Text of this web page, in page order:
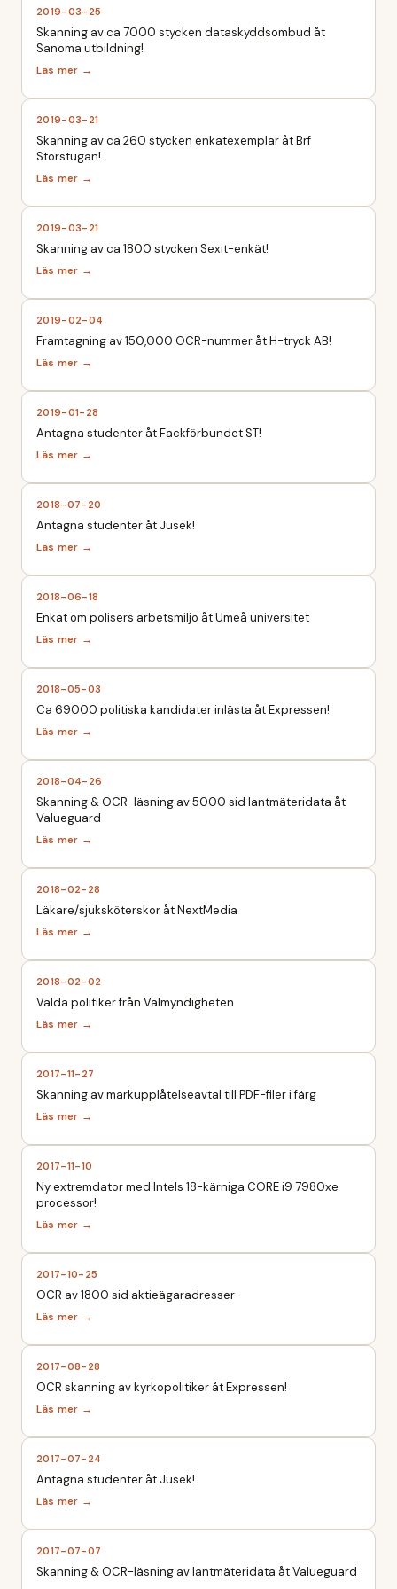
2019-03-25
Skanning av ca 7000 stycken dataskyddsombud åt
Sanoma utbildning!
2019-03-21
Skanning av ca 260 stycken enkätexemplar åt Brf
Storstugan!
2019-03-21
Skanning av ca 1800 stycken Sexit-enkät!
2019-02-04
Framtagning av 150,000 OCR-nummer åt H-tryck AB!
2019-01-28
Antagna studenter åt Fackförbundet ST!
2018-07-20
Antagna studenter åt Jusek!
2018-06-18
Enkät om polisers arbetsmiljö åt Umeå universitet
2018-05-03
Ca 69000 politiska kandidater inlästa åt Expressen!
2018-04-26
Skanning & OCR-läsning av 5000 sid lantmäteridata åt
Valueguard
2018-02-28
Läkare/sjuksköterskor åt NextMedia
2018-02-02
Valda politiker från Valmyndigheten
2017-11-27
Skanning av markupplåtelseavtal till PDF-filer i färg
2017-11-10
Ny extremdator med Intels 18-kärniga CORE i9 7980xe
processor!
2017-10-25
OCR av 1800 sid aktieägaradresser
2017-08-28
OCR skanning av kyrkopolitiker åt Expressen!
2017-07-24
Antagna studenter åt Jusek!
2017-07-07
Skanning & OCR-läsning av lantmäteridata åt Valueguard